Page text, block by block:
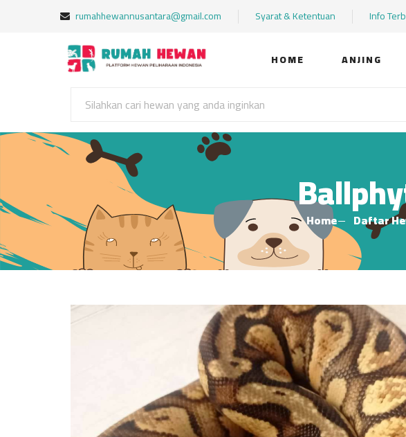
rumahhewannusantara@gmail.com Syarat & Ketentuan Info
HOME ANJING
Home Daftar